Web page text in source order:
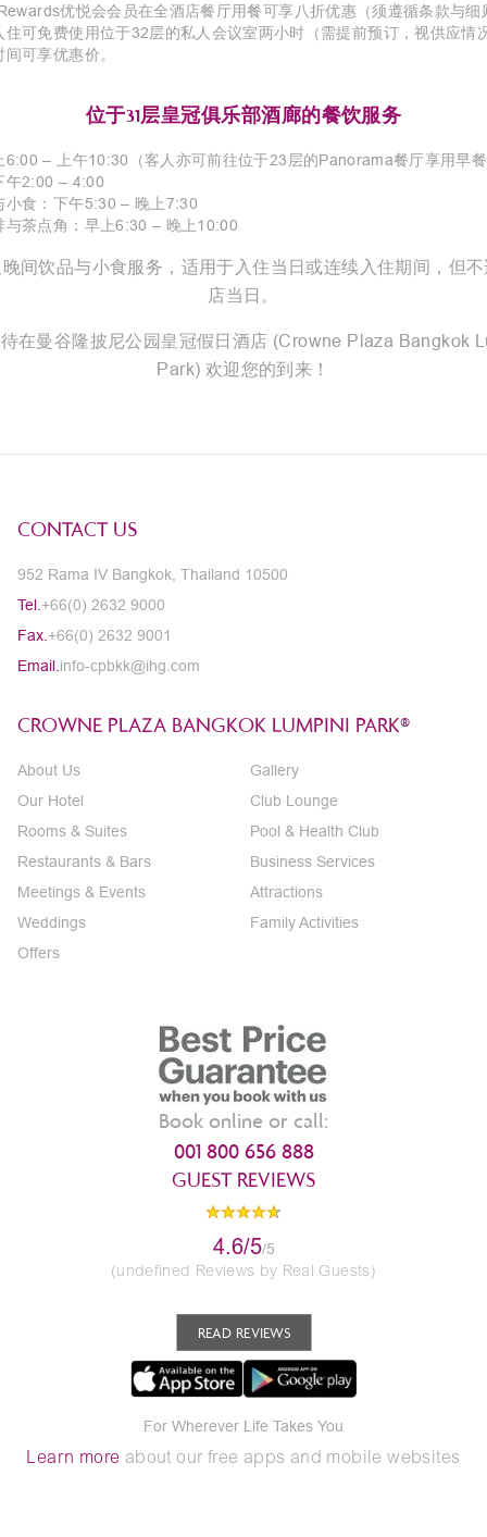
优悦会会员在全酒店餐厅用餐可享八折优惠（须遵循条款与细
住可免费使用位于32层的私人会议室两小时（需提前预订，视供应情
可享优惠价。
位于31层皇冠俱乐部酒廊的餐饮服务
6:00 – 上午10:30
（客人亦可前往位于23层的Panorama餐厅享用早
午2:00 – 4:00
小食：下午5:30 – 晚上7:30
与茶点角：早上6:30 – 晚上10:00
间饮品与小食服务，适用于入住当日或连续入住期间，但
店当日。
在曼谷隆披尼公园皇冠假日酒店 (Crowne Plaza Bangkok
Park) 欢迎您的到来！
CONTACT US
952 Rama IV Bangkok, Thailand 10500
Tel. +66(0) 2632 9000
Fax. +66(0) 2632 9001
Email. info-cpbkk@ihg.com
CROWNE PLAZA BANGKOK LUMPINI PARK®
About Us
Our Hotel
Rooms & Suites
Restaurants & Bars
Meetings & Events
Weddings
Offers
Gallery
Club Lounge
Pool & Health Club
Business Services
Attractions
Family Activities
Book online or call:
001 800 656 888
GUEST REVIEWS
4.6/5/5
(undefined Reviews by Real Guests)
READ REVIEWS
For Wherever Life Takes You
Learn more about our free apps and mobile websites